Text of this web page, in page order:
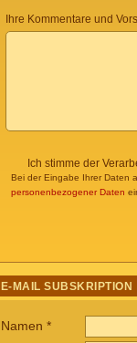
Ihre Kommentare und
Ich stimme der
Bei der Eingabe Ihrer Daten
personenbezogener Daten
E-MAIL SUBSKRIPTION
Namen *